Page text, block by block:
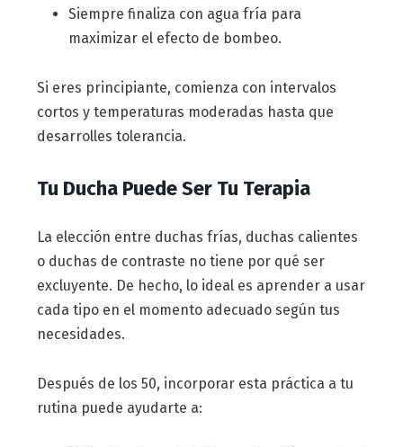
Siempre finaliza con agua fría para
maximizar el efecto de bombeo.
Si eres principiante, comienza con intervalos
cortos y temperaturas moderadas hasta que
desarrolles tolerancia.
Tu Ducha Puede Ser Tu Terapia
La elección entre duchas frías, duchas calientes
o duchas de contraste no tiene por qué ser
excluyente. De hecho, lo ideal es aprender a usar
cada tipo en el momento adecuado según tus
necesidades.
Después de los 50, incorporar esta práctica a tu
rutina puede ayudarte a: